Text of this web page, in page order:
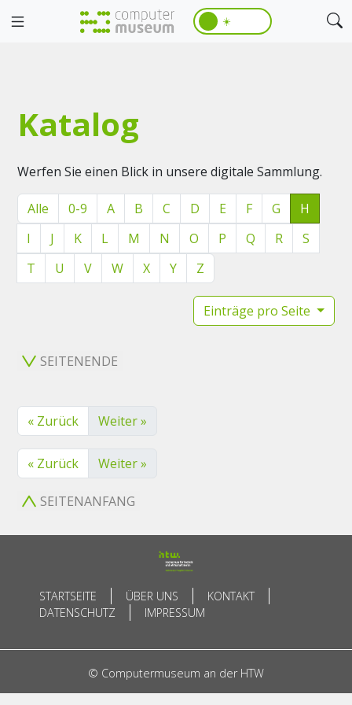
☀️
Katalog
Werfen Sie einen Blick in unsere digitale Sammlung.
Alle 0-9 A B C D E F G
H
I
J K L M N O P Q R
S
T
U V W X Y Z
Einträge pro Seite
SEITENENDE
« Zurück Weiter »
« Zurück Weiter »
SEITENANFANG
STARTSEITE ÜBER UNS
KONTAKT
DATENSCHUTZ
IMPRESSUM
© Computermuseum an der HTW